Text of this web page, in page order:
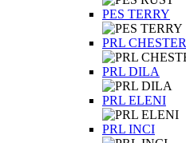
PES TERRY
PRL CHESTER
PRL DILA
PRL ELENI
PRL INCI